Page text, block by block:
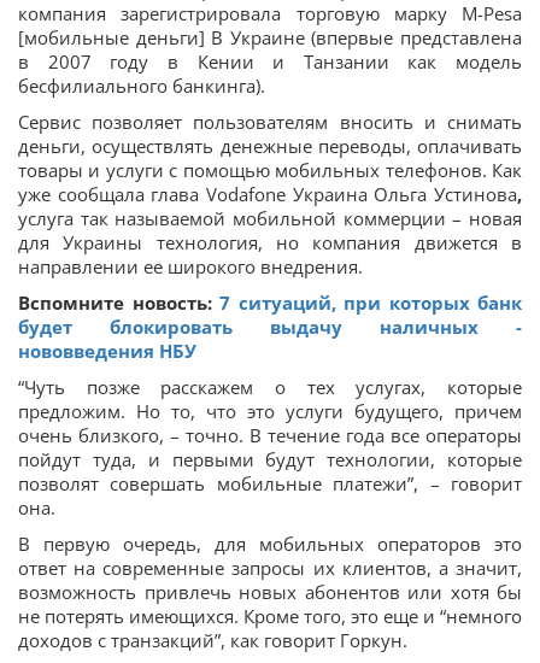
компания зарегистрировала торговую марку M-Pesa
[мобильные деньги] В Украине (впервые представлена
в 2007 году в
Кении и Танзании как модель
бесфилиального банкинга).
Сервис позволяет пользователям вносить и снимать
деньги, осуществлять денежные переводы, оплачивать
товары и услуги с помощью мобильных телефонов. Как
уже сообщала глава Vodafone Украина Ольга Устинова,
услуга так называемой мобильной коммерции – новая
для Украины технология, но компания движется в
направлении ее широкого внедрения.
Вспомните новость: 7 ситуаций, при которых банк
будет блокировать выдачу наличных -
нововведения НБУ
“Чуть позже расскажем о тех услугах, которые
предложим. Но то, что это услуги будущего, причем
очень близкого, – точно. В течение года все операторы
пойдут туда, и первыми будут технологии, которые
позволят совершать мобильные платежи”, – говорит
она.
В первую очередь, для мобильных операторов это
ответ на современные запросы их клиентов, а значит,
возможность привлечь новых абонентов или хотя бы
не потерять имеющихся. Кроме того, это еще и “немного
доходов с транзакций”, как говорит Горкун.